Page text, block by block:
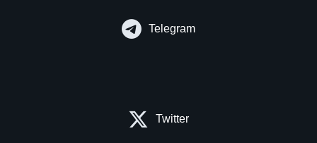
Telegram
Twitter